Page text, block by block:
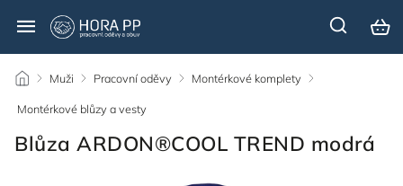
/ Muži / Pracovní oděvy / Montérkové komplety /
Montérkové blůzy a vesty
Blůza ARDON®COOL TREND modrá